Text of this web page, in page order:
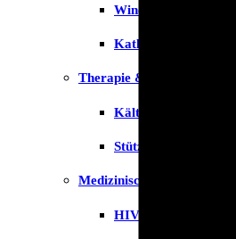
Windeln
Katheter
Therapie & Kompression
Kälte- &
Stützstrümpfe &
Medizinische Tests &
HIV Tests